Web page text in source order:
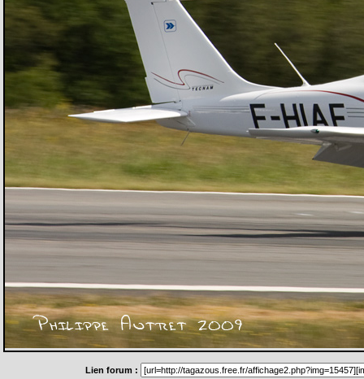
Lien forum :